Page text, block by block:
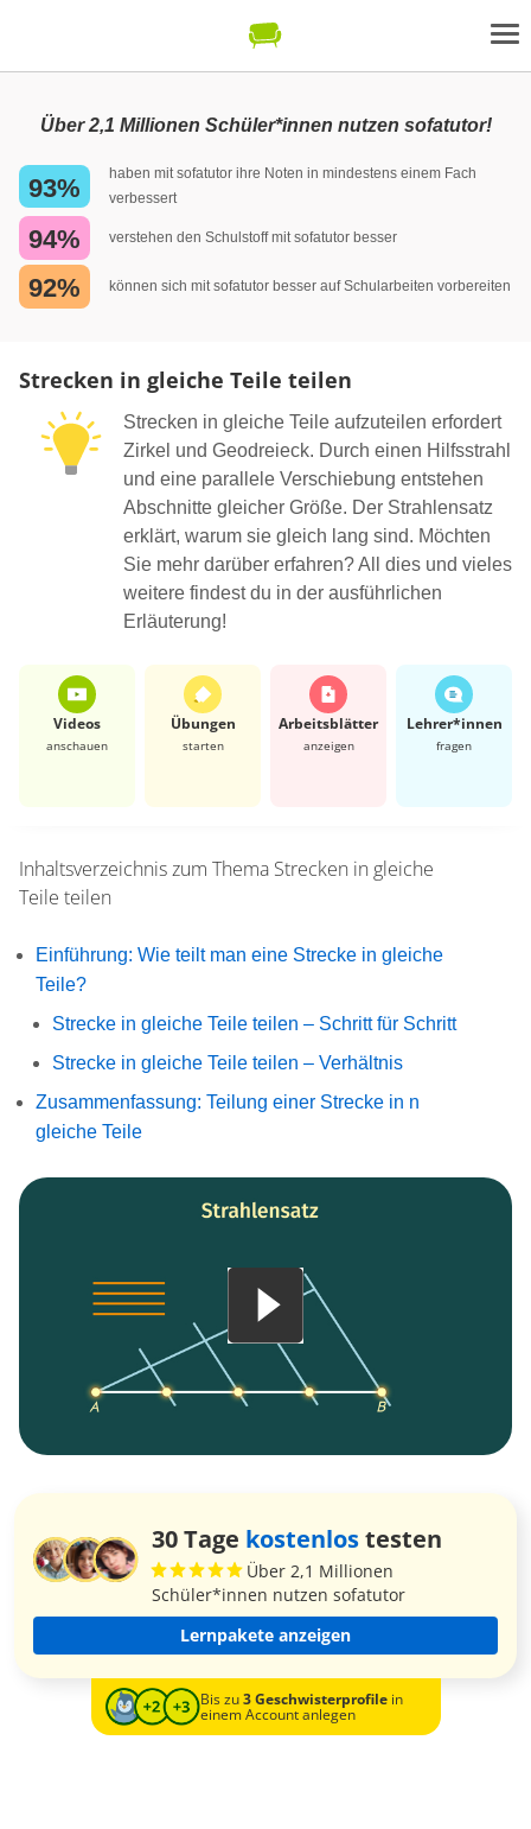
Über 2,1 Millionen Schüler*innen nutzen sofatutor!
93%
haben mit sofatutor ihre Noten in mindestens einem Fach
verbessert
94% verstehen den Schulstoff mit sofatutor besser
92% können sich mit sofatutor besser auf Schularbeiten vorbereiten
Strecken in gleiche Teile teilen
Strecken in gleiche Teile aufzuteilen erfordert
Zirkel und Geodreieck. Durch einen Hilfsstrahl
und eine parallele Verschiebung entstehen
Abschnitte gleicher Größe. Der Strahlensatz
erklärt, warum sie gleich lang sind. Möchten
Sie mehr darüber erfahren? All dies und vieles
weitere findest du in der ausführlichen
Erläuterung!
Videos
anschauen
Übungen
starten
Arbeits­blätter
anzeigen
Lehrer*​innen
fragen
Inhaltsverzeichnis zum Thema Strecken in gleiche
Teile teilen
Einführung: Wie teilt man eine Strecke in gleiche
Teile?
Strecke in gleiche Teile teilen – Schritt für Schritt
Strecke in gleiche Teile teilen – Verhältnis
Zusammenfassung: Teilung einer Strecke in n
gleiche Teile
30 Tage kostenlostesten
Über 2,1 Millionen
Schüler*innen nutzen sofatutor
Lernpakete anzeigen
Bis zu3 Geschwisterprofilein
einem Account anlegen